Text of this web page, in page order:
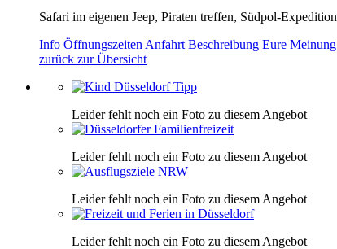
Safari im eigenen Jeep, Piraten treffen, Südpol-
Info Öffnungszeiten Anfahrt Beschreibung Eure Meinung
zurück zur Übersicht
Leider fehlt noch ein Foto zu diesem Angebot
Leider fehlt noch ein Foto zu diesem Angebot
Leider fehlt noch ein Foto zu diesem Angebot
Leider fehlt noch ein Foto zu diesem Angebot